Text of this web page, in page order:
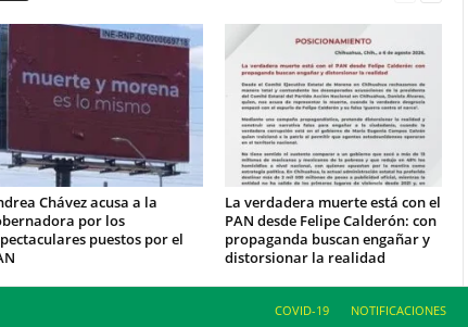
Chávez acusa a la
por los
puestos por el
La verdadera muerte está con el
PAN desde Felipe Calderón: con
propaganda buscan engañar y
distorsionar la realidad
COVID-19 NOTIFICACIONES